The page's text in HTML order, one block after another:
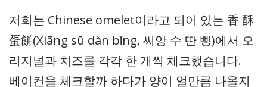
저희는 Chinese omelet이라고 되어 있는 香 酥
蛋餅(Xiāng sū dàn bǐng, 씨앙 수 딴 삥)에서 오
리지널과 치즈를 각각 한 개씩 체크했습니다.
베이컨을 체크할까 하다가 양이 얼만큼 나올지